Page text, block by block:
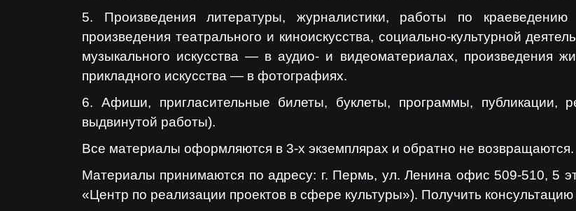
5. Произведения литературы, журналистики, работы по краеведению
произведения театрального и киноискусства, социально-культурной
музыкального искусства — в аудио- и видеоматериалах, произведения
прикладного искусства — в фотографиях.
6. Афиши, пригласительные билеты, буклеты, программы, публикации,
выдвинутой работы).
Все материалы оформляются в 3-х экземплярах и обратно не возвращаются.
Материалы принимаются по адресу: г. Пермь, ул. Ленина офис 509-510, 5
«Центр по реализации проектов в сфере культуры»). Получить